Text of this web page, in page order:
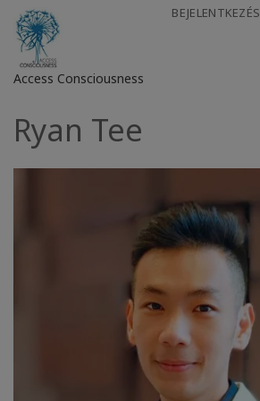
BEJELENTKEZÉS
Access Consciousness
Bejelentkezés
a
fiókba
Ryan Tee